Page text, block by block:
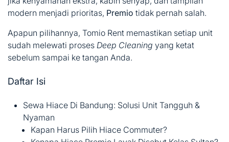
modern menjadi prioritas, Premio tidak pernah salah.
Apapun pilihannya, Tomio Rent memastikan setiap unit
sudah melewati proses Deep Cleaning yang ketat
sebelum sampai ke tangan Anda.
Daftar Isi
Sewa Hiace Di Bandung: Solusi Unit Tangguh &
Nyaman
Kapan Harus Pilih Hiace Commuter?